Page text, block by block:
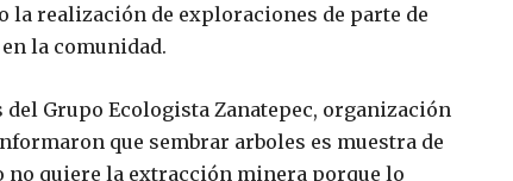
realización de exploraciones de parte de
la comunidad.
Grupo Ecologista Zanatepec, organización
que sembrar arboles es muestra de
quiere la extracción minera porque lo